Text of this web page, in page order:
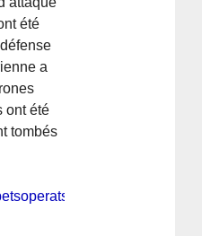
été
a
ont été
tombés